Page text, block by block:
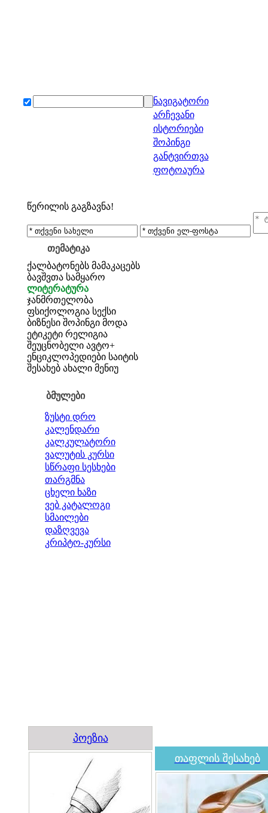
ნავიგატორი
არჩევანი
ისტორიები
შოპინგი
განტვირთვა
ფოტოაურა
წერილის გაგზავნა!
თემატიკა
ქალბატონებს მამაკაცებს
ბავშვთა სამყარო
ლიტერატურა
ჯანმრთელობა
ფსიქოლოგია სექსი
ბიზნესი შოპინგი მოდა
ეტიკეტი რელიგია
შეუცნობელი ავტო+
ენციკლოპედიები საიტის
შესახებ ახალი მენიუ
ბმულები
ზუსტი დრო
კალენდარი
კალკულატორი
ვალუტის კურსი
სწრაფი სესხები
თარგმნა
ცხელი ხაზი
ვებ კატალოგი
სმაილები
დაზღვევა
კრიპტო-კურსი
პოეზია
თაფლის შესახებ